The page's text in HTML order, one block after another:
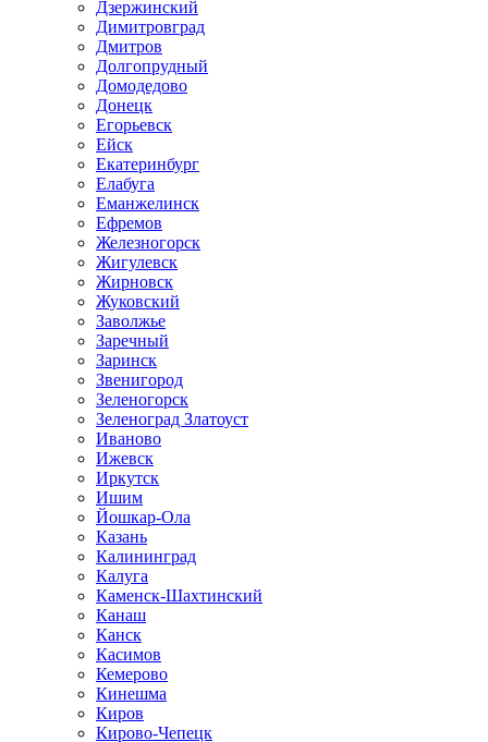
Дзержинский
Димитровград
Дмитров
Долгопрудный
Домодедово
Донецк
Егорьевск
Ейск
Екатеринбург
Елабуга
Еманжелинск
Ефремов
Железногорск
Жигулевск
Жирновск
Жуковский
Заволжье
Заречный
Заринск
Звенигород
Зеленогорск
Зеленоград Златоуст
Иваново
Ижевск
Иркутск
Ишим
Йошкар-Ола
Казань
Калининград
Калуга
Каменск-Шахтинский
Канаш
Канск
Касимов
Кемерово
Кинешма
Киров
Кирово-Чепецк